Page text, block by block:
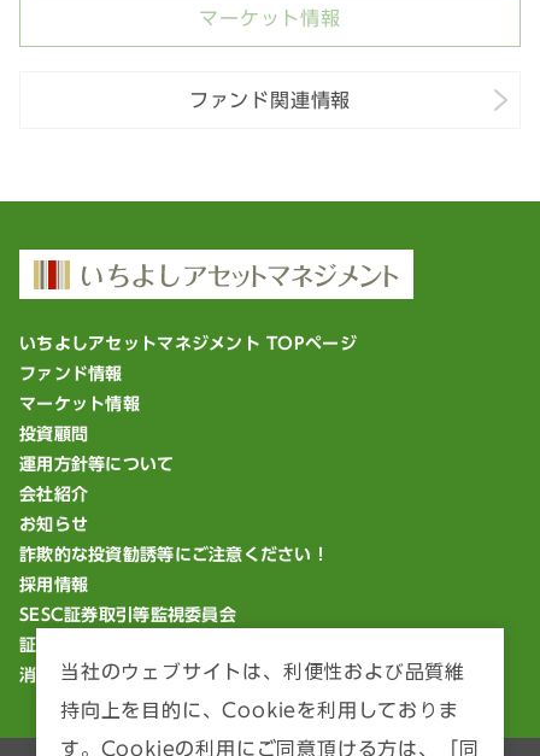
マーケット情報
ファンド関連情報
いちよしアセットマネジメント TOPページ
ファンド情報
マーケット情報
投資顧問
運用方針等について
会社紹介
お知らせ
詐欺的な投資勧誘等にご注意ください！
採用情報
SESC証券取引等監視委員会
証券統計ポータルサイト
消費者庁「18歳から大人」
当社のウェブサイトは、利便性および品質維
持向上を目的に、Cookieを利用しておりま
す。Cookieの利用にご同意頂ける方は、「同